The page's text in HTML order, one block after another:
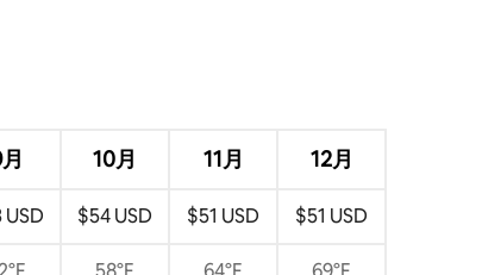
10月 11月 12月
USD $54 USD $51 USD $51 USD